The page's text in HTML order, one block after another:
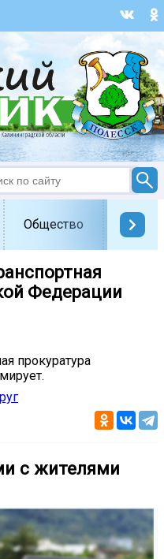
Общество
Федерации
прокуратура
с жителями